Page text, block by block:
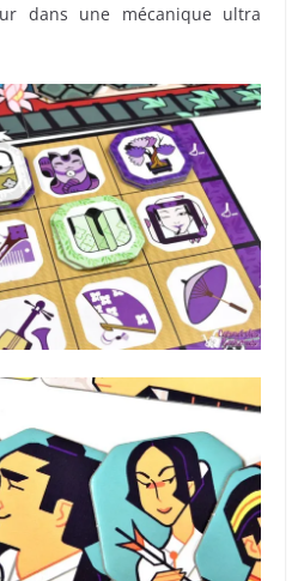
dans une mécanique ultra